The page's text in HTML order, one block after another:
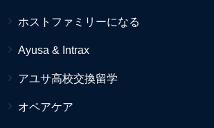
ホストファミリーになる
Ayusa & Intrax
アユサ高校交換留学
オペアケア